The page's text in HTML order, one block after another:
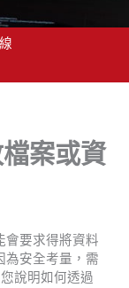
案或資
會要求得將資料
為安全考量，需
說明如何透過